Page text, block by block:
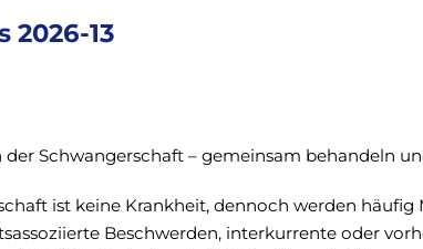
2026-13
der Schwangerschaft – gemeinsam behandeln
ist keine Krankheit, dennoch werden
Beschwerden, interkurrente oder